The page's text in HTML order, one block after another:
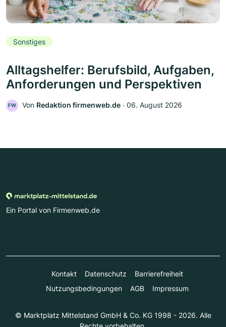
Sonstiges
Alltagshelfer: Berufsbild, Aufgaben,
Anforderungen und Perspektiven
FW Von Redaktion firmenweb.de ‧ 06. August 2026
Ein Portal von Firmenweb.de
Kontakt Datenschutz
Barrierefreiheit
Nutzungsbedingungen
AGB Impressum
© Marktplatz Mittelstand GmbH & Co. KG 1998 - 2026. Alle